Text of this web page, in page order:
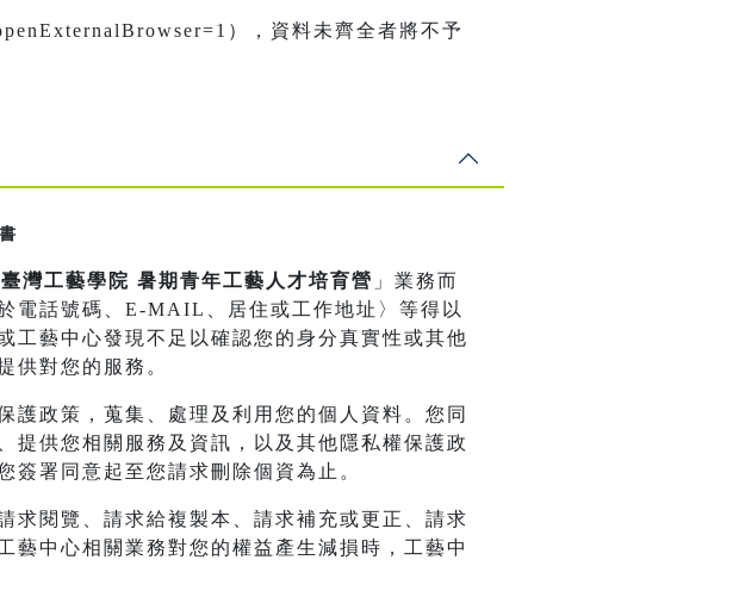
），資料未齊全者將不予
灣工藝學院 暑期青年工藝人才培育營 」業務而
電話號碼、E-MAIL、居住或工作地址〉等得以
工藝中心發現不足以確認您的身分真實性或其他
供對您的服務。
護政策，蒐集、處理及利用您的個人資料。您同
提供您相關服務及資訊，以及其他隱私權保護政
署同意起至您請求刪除個資為止。
求閱覽、請求給複製本、請求補充或更正、請求
藝中心相關業務對您的權益產生減損時，工藝中